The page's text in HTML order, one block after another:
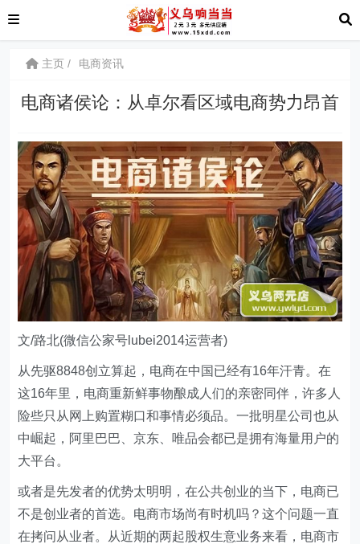
主页 电商资讯
电商诸侯论：从卓尔看区域电商势力昂首
文/路北(微信公家号lubei2014运营者)
从先驱8848创立算起，电商在中国已经有16年汗青。在
这16年里，电商重新鲜事物酿成人们的亲密同伴，许多人
险些只从网上购置糊口和事情必须品。一批明星公司也从
中崛起，阿里巴巴、京东、唯品会都已是拥有海量用户的
大平台。
或者是先发者的优势太明明，在公共创业的当下，电商已
不是创业者的首选。电商市场尚有时机吗？这个问题一直
在拷问从业者。从近期的两起股权生意业务来看，电商市